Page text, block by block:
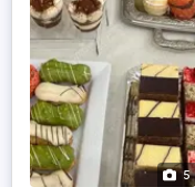
5